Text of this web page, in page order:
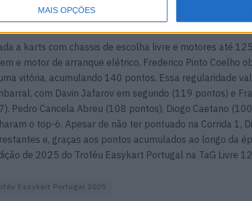
MAIS OPÇÕES
a karts com chassis de escolha livre e motores até
e motor de arranque elétrico, Frederico Pinto Coelho
vitória, acumulando 140 pontos. Essa regularidade
com Davin Jafarov em segundo (119 pontos) e
Pedro Cancela Abreu (108 pontos), Diogo Caetano
o top-6. Apesar de não ter pontuado na Corrida 1,
e, graças aos pontos acumulados ao longo da
de 2025 do Troféu Easykart Portugal na TaG Livre
Easykart Portugal 2025